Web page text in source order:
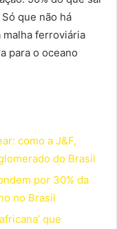
que não há
ferroviária
para o oceano
como a J&F,
do Brasil
por 30% da
no Brasil
que